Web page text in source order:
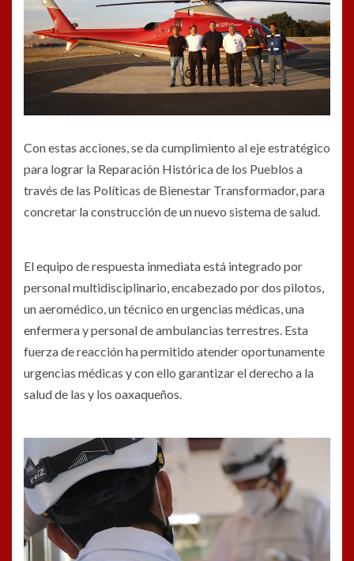
Con estas acciones, se da cumplimiento al eje estratégico
para lograr la Reparación Histórica de los Pueblos a
través de las Políticas de Bienestar Transformador, para
concretar la construcción de un nuevo sistema de salud.
El equipo de respuesta inmediata está integrado por
personal multidisciplinario, encabezado por dos pilotos,
un aeromédico, un técnico en urgencias médicas, una
enfermera y personal de ambulancias terrestres. Esta
fuerza de reacción ha permitido atender oportunamente
urgencias médicas y con ello garantizar el derecho a la
salud de las y los oaxaqueños.